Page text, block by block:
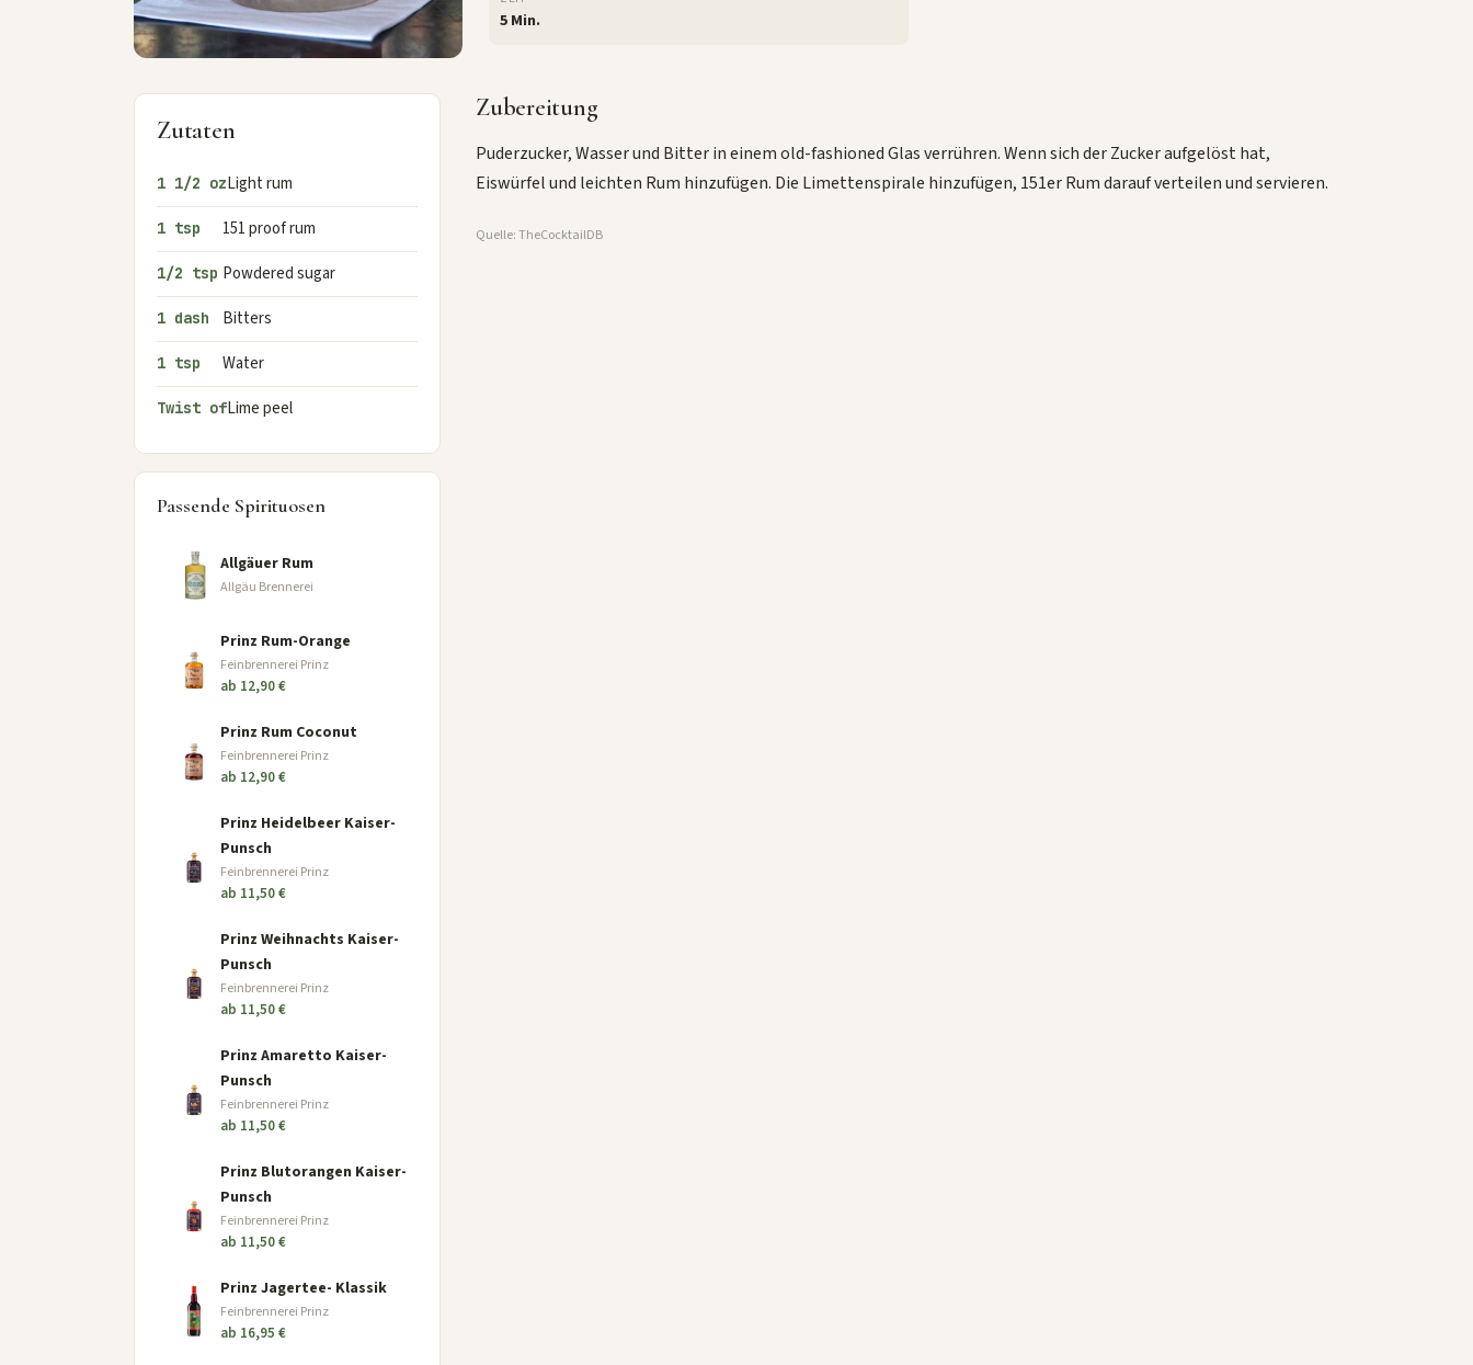
5 Min.
Zutaten
1 1/2 ozLight rum
1 tsp 151 proof rum
1/2 tsp Powdered sugar
1 dash Bitters
1 tsp Water
Twist ofLime peel
Passende Spirituosen
Allgäuer Rum
Allgäu Brennerei
Prinz Rum-Orange
Feinbrennerei Prinz
ab 12,90 €
Prinz Rum Coconut
Feinbrennerei Prinz
ab 12,90 €
Prinz Heidelbeer Kaiser-
Punsch
Feinbrennerei Prinz
ab 11,50 €
Prinz Weihnachts Kaiser-
Punsch
Feinbrennerei Prinz
ab 11,50 €
Prinz Amaretto Kaiser-
Punsch
Feinbrennerei Prinz
ab 11,50 €
Prinz Blutorangen Kaiser-
Punsch
Feinbrennerei Prinz
ab 11,50 €
Prinz Jagertee- Klassik
Feinbrennerei Prinz
ab 16,95 €
Zubereitung
Puderzucker, Wasser und Bitter in einem old-fashioned Glas verrühren. Wenn sich der Zucker aufgelöst hat,
Eiswürfel und leichten Rum hinzufügen. Die Limettenspirale hinzufügen, 151er Rum darauf verteilen und servieren.
Quelle: TheCocktailDB